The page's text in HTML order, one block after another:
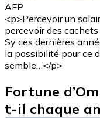
AFP
<p>Percevoir un
percevoir des
Sy ces dernières
la possibilité pour ce
semble…</p>
Fortune
t-il chaque